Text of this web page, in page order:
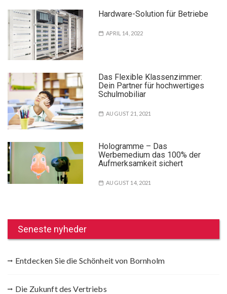
Hardware-Solution für Betriebe
APRIL 14, 2022
Das Flexible Klassenzimmer:
Dein Partner für hochwertiges
Schulmobiliar
AUGUST 21, 2021
Hologramme – Das
Werbemedium das 100% der
Aufmerksamkeit sichert
AUGUST 14, 2021
Seneste nyheder
Entdecken Sie die Schönheit von Bornholm
Die Zukunft des Vertriebs